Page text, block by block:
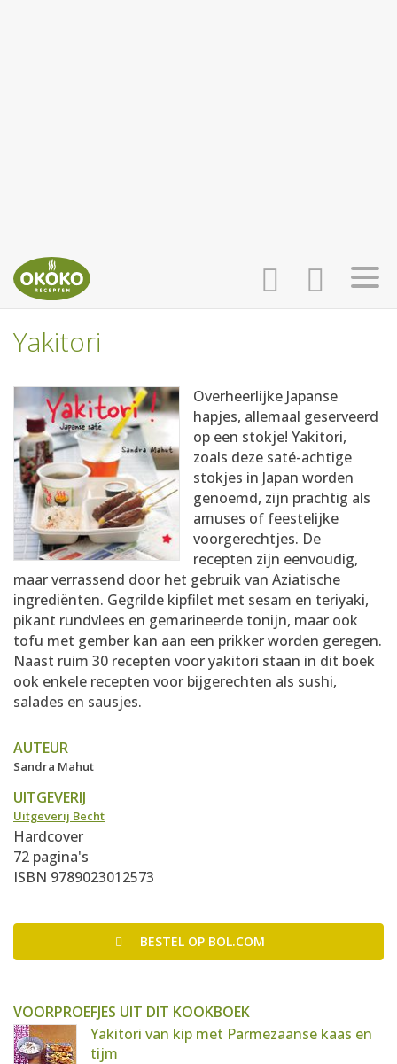
AANMELDEN
RECEPTEN
WEEKMENU'S
KOOKBOEKEN
Yakitori
Overheerlijke Japanse
hapjes, allemaal geserveerd
op een stokje! Yakitori,
zoals deze saté-achtige
stokjes in Japan worden
genoemd, zijn prachtig als
amuses of feestelijke
voorgerechtjes. De
recepten zijn eenvoudig,
maar verrassend door het gebruik van Aziatische
ingrediënten. Gegrilde kipfilet met sesam en teriyaki,
pikant rundvlees en gemarineerde tonijn, maar ook
tofu met gember kan aan een prikker worden geregen.
Naast ruim 30 recepten voor yakitori staan in dit boek
ook enkele recepten voor bijgerechten als sushi,
salades en sausjes.
AUTEUR
Sandra Mahut
UITGEVERIJ
Uitgeverij Becht
Hardcover
72 pagina's
ISBN 9789023012573
BESTEL OP BOL.COM
VOORPROEFJES UIT DIT KOOKBOEK
Yakitori van kip met Parmezaanse kaas en
tijm